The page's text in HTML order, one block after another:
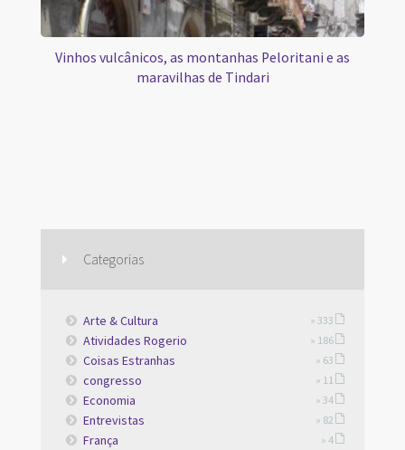
Vinhos vulcânicos, as montanhas Peloritani e as
maravilhas de Tindari
Categorias
Arte & Cultura » 333
Atividades Rogerio » 186
Coisas Estranhas » 63
congresso » 11
Economia » 34
Entrevistas » 82
França » 4